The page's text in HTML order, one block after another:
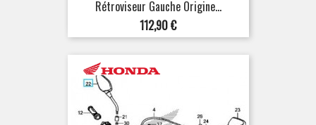
Rétroviseur Gauche Origine...
Prix
112,90 €